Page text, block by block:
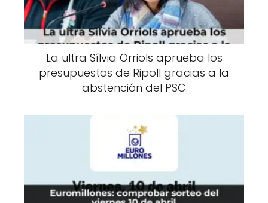
La ultra Sílvia Orriols aprueba los
presupuestos de Ripoll gracias a la
abstención del PSC